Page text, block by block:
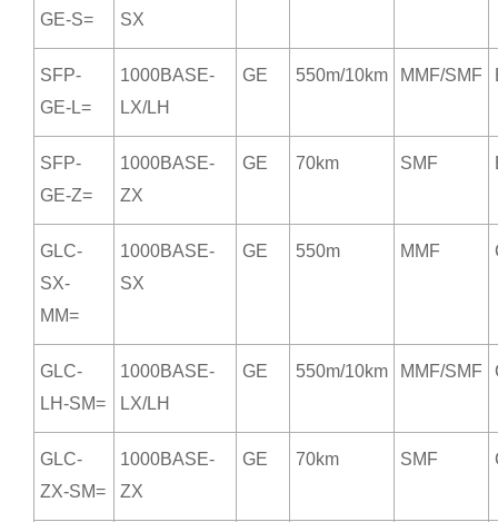
GE-S=
SX
SFP-
GE-L=
1000BASE-
LX/LH
GE 550m/10km MMF/SMF
SFP-
GE-Z=
1000BASE-
ZX
GE 70km SMF
GLC-
SX-
MM=
1000BASE-
SX
GE 550m MMF
GLC-
LH-SM=
1000BASE-
LX/LH
GE 550m/10km MMF/SMF
GLC-
ZX-SM=
1000BASE-
ZX
GE 70km SMF